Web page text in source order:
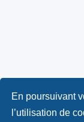
En poursuivant
l’utilisation de